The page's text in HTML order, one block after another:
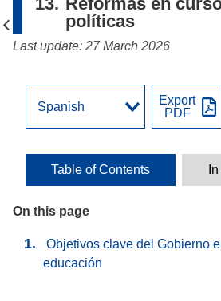
políticas
Last update: 27 March 2026
On this page
Objetivos clave del Gobierno
educación
Export
PDF
Table of Contents